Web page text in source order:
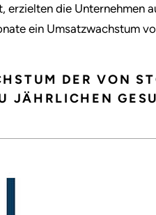
erzielten die Unternehmen
ein Umsatzwachstum
DER VON
JÄHRLICHEN